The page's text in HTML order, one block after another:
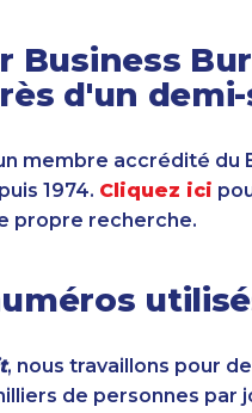
Business
d'un
membre accrédité du
1974. Cliquez ici
propre recherche.
, nous travaillons pour
de personnes par